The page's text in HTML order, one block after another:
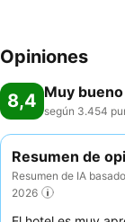
Opiniones
8,4 Muy bueno
según 3.454
Resumen de
Resumen de IA
2026